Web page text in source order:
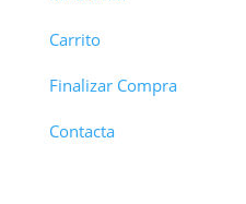
Carrito
Finalizar Compra
Contacta